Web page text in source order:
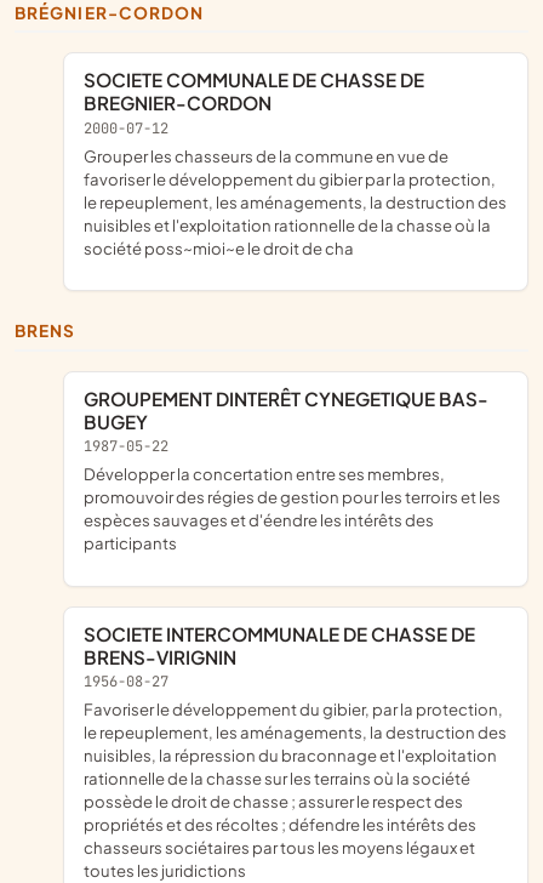
BRÉGNIER-CORDON
SOCIETE COMMUNALE DE CHASSE DE
BREGNIER-CORDON
2000-07-12
grouper les chasseurs de la commune en vue de
favoriser le développement du gibier par la protection,
le repeuplement, les aménagements, la destruction des
nuisibles et l'exploitation rationnelle de la chasse où la
société poss~mioi~e le droit de cha
BRENS
GROUPEMENT DINTERÊT CYNEGETIQUE BAS-
BUGEY
1987-05-22
développer la concertation entre ses membres,
promouvoir des régies de gestion pour les terroirs et les
espèces sauvages et d'éendre les intérêts des
participants
SOCIETE INTERCOMMUNALE DE CHASSE DE
BRENS-VIRIGNIN
1956-08-27
favoriser le développement du gibier, par la protection,
le repeuplement, les aménagements, la destruction des
nuisibles, la répression du braconnage et l'exploitation
rationnelle de la chasse sur les terrains où la société
possède le droit de chasse ; assurer le respect des
propriétés et des récoltes ; défendre les intérêts des
chasseurs sociétaires par tous les moyens légaux et
toutes les juridictions